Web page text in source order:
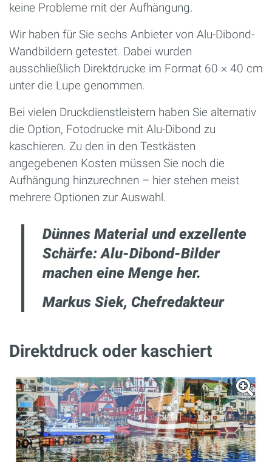
keine Probleme mit der Aufhängung.
Wir haben für Sie sechs Anbieter von Alu-Dibond-
Wandbildern getestet. Dabei wurden
ausschließlich Direktdrucke im Format 60 × 40 cm
unter die Lupe genommen.
Bei vielen Druckdienstleistern haben Sie alternativ
die Option, Fotodrucke mit Alu-Dibond zu
kaschieren. Zu den in den Testkästen
angegebenen Kosten müssen Sie noch die
Aufhängung hinzurechnen – hier stehen meist
mehrere Optionen zur Auswahl.
Dünnes Material und exzellente
Schärfe: Alu-Dibond-Bilder
machen eine Menge her.
Markus Siek, Chefredakteur
Direktdruck oder kaschiert